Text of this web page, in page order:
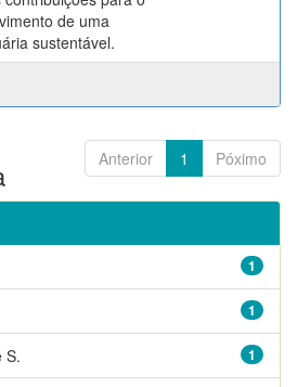
de uma
sustentável.
Anterior 1 Póximo
1
1
1
S.